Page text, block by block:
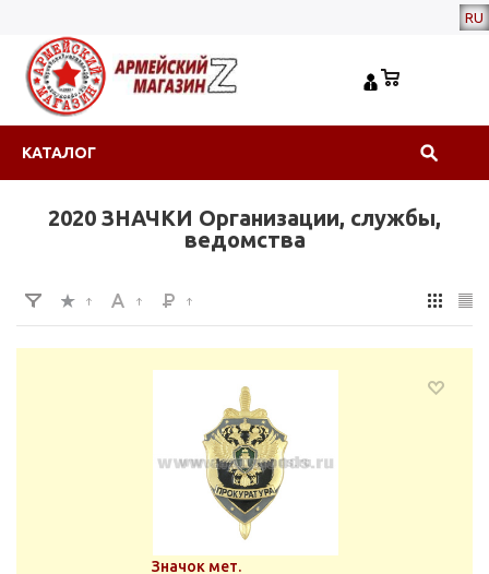
RU
КАТАЛОГ
2020 ЗНАЧКИ Организации, службы,
ведомства
Значок мет.